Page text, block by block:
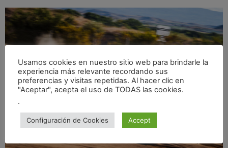
Usamos cookies en nuestro sitio web para brindarle la
experiencia más relevante recordando sus
preferencias y visitas repetidas. Al hacer clic en
"Aceptar", acepta el uso de TODAS las cookies.
.
Configuración de Cookies Accept